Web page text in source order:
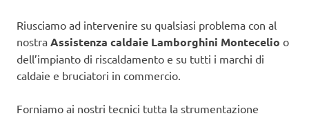
Riusciamo ad intervenire su qualsiasi problema con al
nostra Assistenza caldaie Lamborghini Montecelio o
dell’impianto di riscaldamento e su tutti i marchi di
caldaie e bruciatori in commercio.
Forniamo ai nostri tecnici tutta la strumentazione